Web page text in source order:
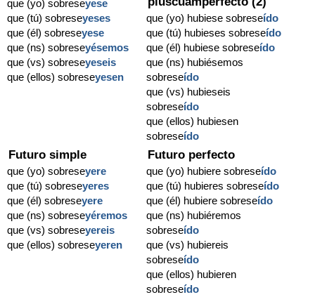
que (yo) sobreseyese
que (tú) sobreseyeses
que (él) sobreseyese
que (ns) sobreseyésemos
que (vs) sobreseyeseis
que (ellos) sobreseyesen
que (yo) hubiese sobreseído
que (tú) hubieses sobreseído
que (él) hubiese sobreseído
que (ns) hubiésemos
sobreseído
que (vs) hubieseis
sobreseído
que (ellos) hubiesen
sobreseído
Futuro simple
que (yo) sobreseyere
que (tú) sobreseyeres
que (él) sobreseyere
que (ns) sobreseyéremos
que (vs) sobreseyereis
que (ellos) sobreseyeren
Futuro perfecto
que (yo) hubiere sobreseído
que (tú) hubieres sobreseído
que (él) hubiere sobreseído
que (ns) hubiéremos
sobreseído
que (vs) hubiereis
sobreseído
que (ellos) hubieren
sobreseído